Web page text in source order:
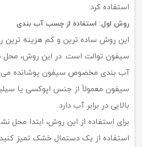
استفاده کرد:
روش اول: استفاده از چسب آب بندی
این روش ساده ترین و کم هزینه ترین
سیفون توالت است. در این روش،
آب بندی مخصوص سیفون پوشانده
سیفون معمولاً از جنس اپوکسی یا
بالایی در برابر آب دارد.
برای استفاده از این روش، ابتدا محل
استفاده از یک دستمال خشک تمیز